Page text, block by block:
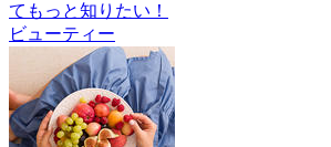
てもっと知りたい！
ビューティー